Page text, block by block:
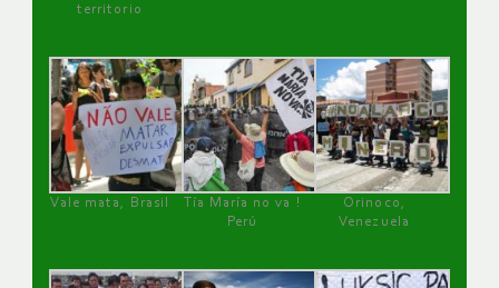
territorio
Vale mata, Brasil
Tía María no va !
Perú
Orinoco,
Venezuela